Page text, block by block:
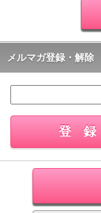
メルマガ登録・解除